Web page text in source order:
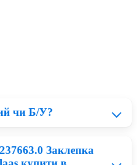
чи Б/У?
на 23% дорожчі ніж
Заклепка